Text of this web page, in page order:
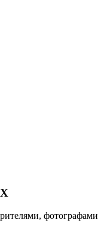
фотографами